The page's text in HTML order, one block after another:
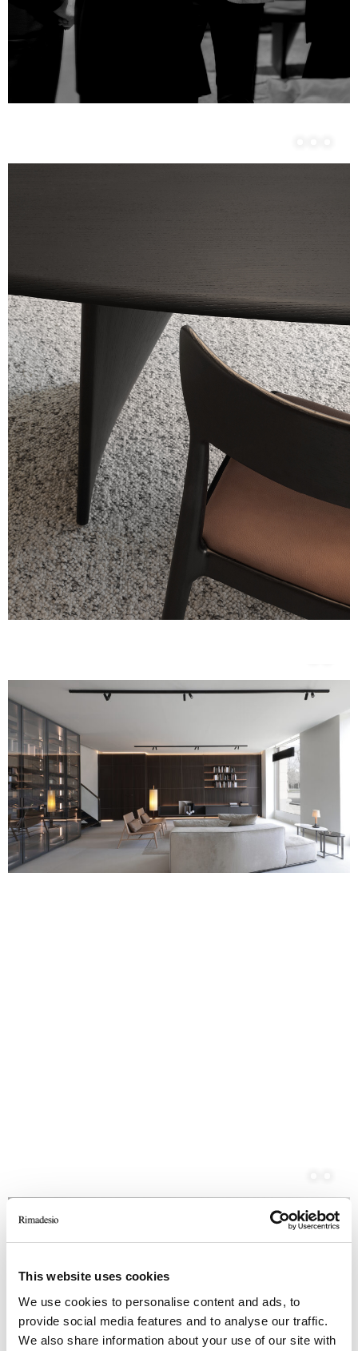
This website uses cookies
We use cookies to personalise content and ads, to
provide social media features and to analyse our traffic.
We also share information about your use of our site with